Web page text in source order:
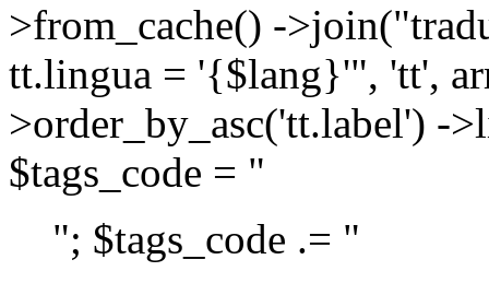
>from_cache() -
tt.lingua = '{$lang}'", 'tt',
>order_by_asc('tt.label') -
$tags_code = "
"; $tags_code .= "